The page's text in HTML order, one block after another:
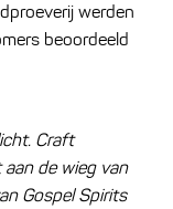
werden
beoordeeld
Craft
de wieg van
Gospel Spirits